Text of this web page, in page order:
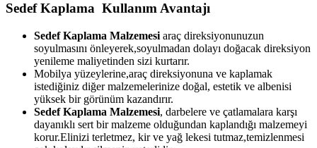
Sedef Kaplama Kullanım Avantajı
Sedef Kaplama Malzemesi araç direksiyonunuzun
soyulmasını önleyerek,soyulmadan dolayı doğacak direksiyon
yenileme maliyetinden sizi kurtarır.
Mobilya yüzeylerine,araç direksiyonuna ve kaplamak
istediğiniz diğer malzemelerinize doğal, estetik ve albenisi
yüksek bir görünüm kazandırır.
Sedef Kaplama Malzemesi, darbelere ve çatlamalara karşı
dayanıklı sert bir malzeme olduğundan kaplandığı malzemeyi
korur.Elinizi terletmez, kir ve yağ lekesi tutmaz,temizlenmesi